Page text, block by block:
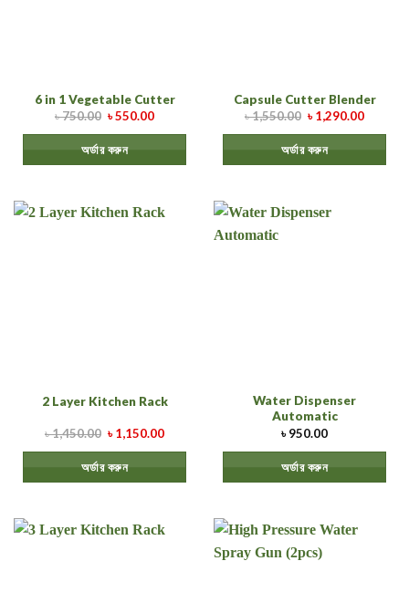
6 in 1 Vegetable Cutter
৳750.00 ৳550.00
অর্ডার করুন
Capsule Cutter Blender
৳1,550.00 ৳1,290.00
অর্ডার করুন
2 Layer Kitchen Rack
৳1,450.00 ৳1,150.00
অর্ডার করুন
Water Dispenser
Automatic
৳950.00
অর্ডার করুন